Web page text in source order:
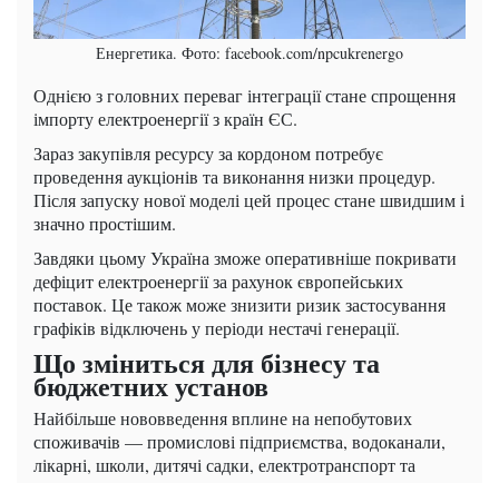
Енергетика. Фото: facebook.com/npcukrenergo
Однією з головних переваг інтеграції стане спрощення
імпорту електроенергії з країн ЄС.
Зараз закупівля ресурсу за кордоном потребує
проведення аукціонів та виконання низки процедур.
Після запуску нової моделі цей процес стане швидшим і
значно простішим.
Завдяки цьому Україна зможе оперативніше покривати
дефіцит електроенергії за рахунок європейських
поставок. Це також може знизити ризик застосування
графіків відключень у періоди нестачі генерації.
Що зміниться для бізнесу та
бюджетних установ
Найбільше нововведення вплине на непобутових
споживачів — промислові підприємства, водоканали,
лікарні, школи, дитячі садки, електротранспорт та